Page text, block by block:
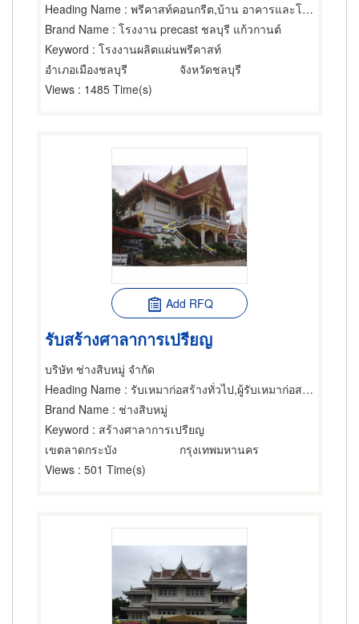
Heading Name : พรีคาสท์คอนกรีต,บ้าน อาคารและโรงงานสำเร็จรูป,ผู้ออกแบบก่อสร้าง
Brand Name : โรงงาน precast ชลบุรี แก้วกานต์
Keyword : โรงงานผลิตแผ่นพรีคาสท์
อำเภอเมืองชลบุรี
จังหวัดชลบุรี
Views : 1485 Time(s)
Add RFQ
รับสร้างศาลาการเปรียญ
บริษัท ช่างสิบหมู่ จำกัด
Heading Name : รับเหมาก่อสร้างทั่วไป,ผู้รับเหมาก่อสร้าง,ผู้ออกแบบก่อสร้าง
Brand Name : ช่างสิบหมู่
Keyword : สร้างศาลาการเปรียญ
เขตลาดกระบัง
กรุงเทพมหานคร
Views : 501 Time(s)